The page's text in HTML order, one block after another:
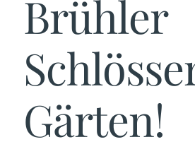
Brühler
Gärten!